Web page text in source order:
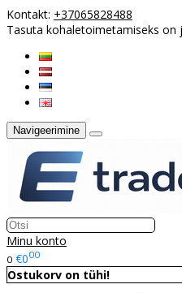
Kontakt: +37065828488
Tasuta kohaletoimetamiseks on
Navigeerimine
Minu konto
0 €000
Ostukorv on tühi!